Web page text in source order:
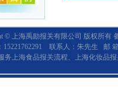
© 上海禹励报关有限公司 版权所有
15221762291 联系人：朱先生 邮
上海食品报关流程、上海化妆品